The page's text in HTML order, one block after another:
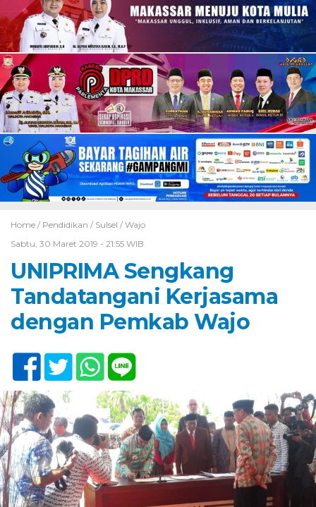
Home / Pendidikan / Sulsel / Wajo
Sabtu, 30 Maret 2019 - 21:55 WIB
UNIPRIMA Sengkang
Tandatangani Kerjasama
dengan Pemkab Wajo